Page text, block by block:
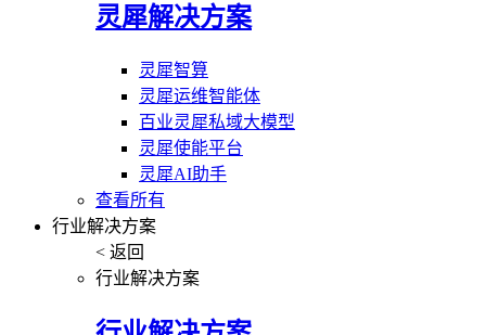
灵犀解决方案
灵犀智算
灵犀运维智能体
百业灵犀私域大模型
灵犀使能平台
灵犀AI助手
查看所有
行业解决方案
< 返回
行业解决方案